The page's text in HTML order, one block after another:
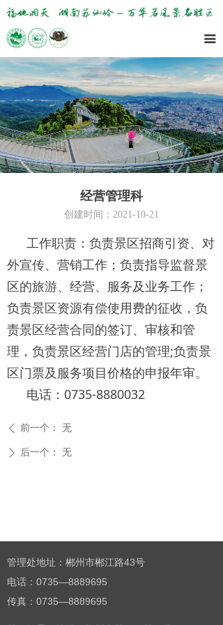
끀
ꄴ 前一个： 无
创建时间： 2021-10-21
工作职责：负责景区招商引资、对
外宣传、营销工作；负责指导监督景
区的旅游、经营、服务及业务工作；
负责景区资源有偿使用费的征收，负
责景区经营合同的签订、审核和管
理，负责景区经营门店的管理;负责景
区门票及服务项目价格的申报年审。
电话：0735-8880032
经营管理科
ꄲ 后一个： 无
管理处地址：郴州市郴江路43号
电话：0735—8889695
传真：0735—8889695